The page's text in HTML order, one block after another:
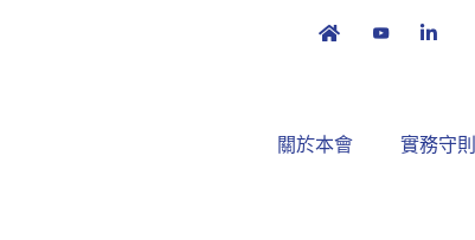
關於本會 實務守則